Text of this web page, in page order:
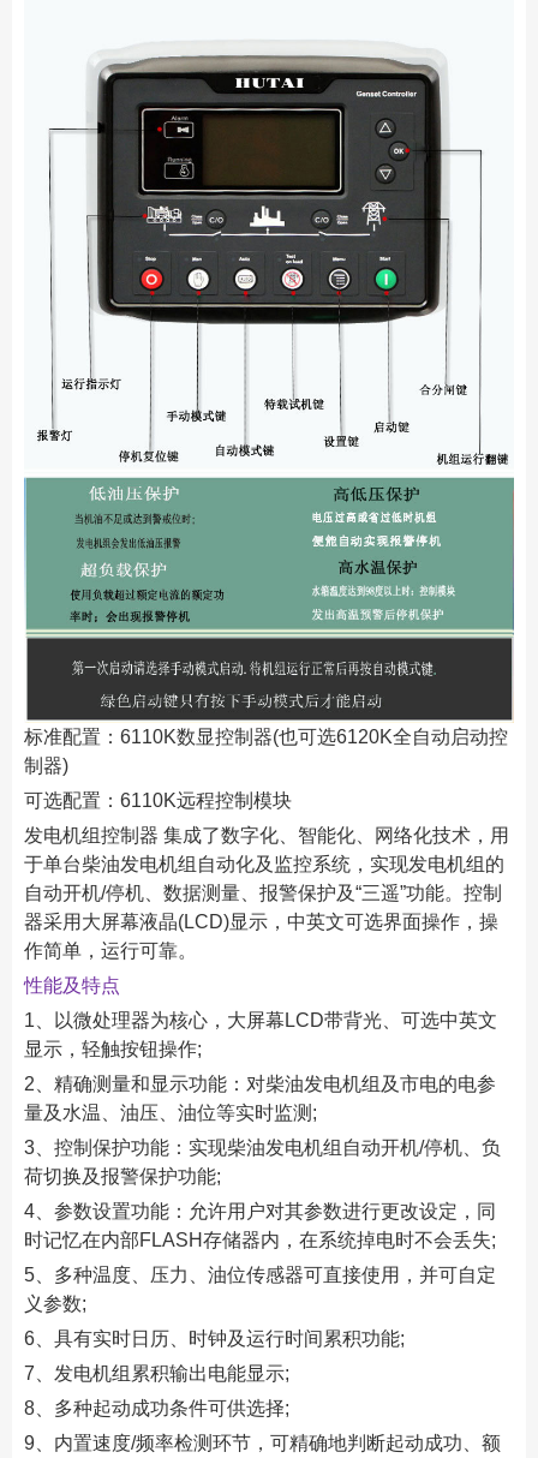
标准配置：6110K数显控制器(也可选6120K全自动启动控
制器)
可选配置：6110K远程控制模块
发电机组控制器 集成了数字化、智能化、网络化技术，用
于单台柴油发电机组自动化及监控系统，实现发电机组的
自动开机/停机、数据测量、报警保护及“三遥”功能。控制
器采用大屏幕液晶(LCD)显示，中英文可选界面操作，操
作简单，运行可靠。
性能及特点
1、以微处理器为核心，大屏幕LCD带背光、可选中英文
显示，轻触按钮操作;
2、精确测量和显示功能：对柴油发电机组及市电的电参
量及水温、油压、油位等实时监测;
3、控制保护功能：实现柴油发电机组自动开机/停机、负
荷切换及报警保护功能;
4、参数设置功能：允许用户对其参数进行更改设定，同
时记忆在内部FLASH存储器内，在系统掉电时不会丢失;
5、多种温度、压力、油位传感器可直接使用，并可自定
义参数;
6、具有实时日历、时钟及运行时间累积功能;
7、发电机组累积输出电能显示;
8、多种起动成功条件可供选择;
9、内置速度/频率检测环节，可精确地判断起动成功、额